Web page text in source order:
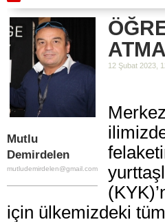
Mutlu
Demirdelen
mutludemirdelen@gmail.com
12 Şubat 2023,
için ülkemizdeki